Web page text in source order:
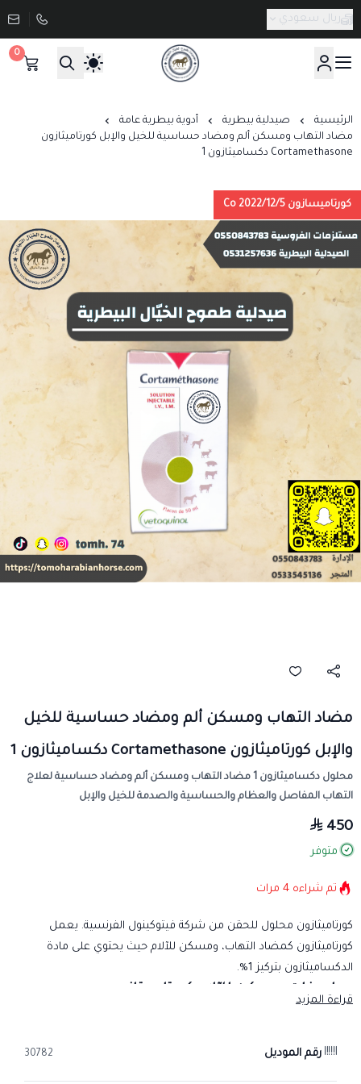
ريال سعودي
صيدلية طموح الخيال البيطرية
0
الرئيسية صيدلية بيطرية
أدوية بيطرية عامة
مضاد التهاب ومسكن ألم ومضاد حساسية للخيل والإبل كورتاميثازون
Cortamethasone دكساميثازون 1
كورتاميسازون 2022/12/5 Co
مضاد التهاب ومسكن ألم ومضاد حساسية للخيل
والإبل كورتاميثازون Cortamethasone دكساميثازون 1
محلول دكساميثازون 1 مضاد التهاب ومسكن ألم ومضاد حساسية لعلاج
التهاب المفاصل والعظام والحساسية والصدمة للخيل والإبل
450
متوفر
تم شراءه 4 مرات
كورتاميثازون محلول للحقن من شركة فيتوكينول الفرنسية. يعمل
كورتاميثازون كمضاد التهاب، ومسكن للآلام حيث يحتوي على مادة
الدكساميثازون بتركيز 1%.
مواصفات مسكن للآلام كورتا ميتازون:
يستخدم لعلاج التهابات و مسكن للآلام المفاصل والعظام.
قراءة المزيد
رقم الموديل 30782